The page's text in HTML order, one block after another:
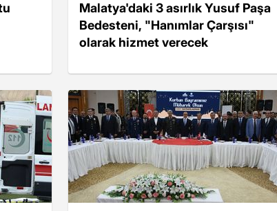
Malatya'daki 3 asırlık Yusuf Paşa
Bedesteni, "Hanımlar Çarşısı"
olarak hizmet verecek